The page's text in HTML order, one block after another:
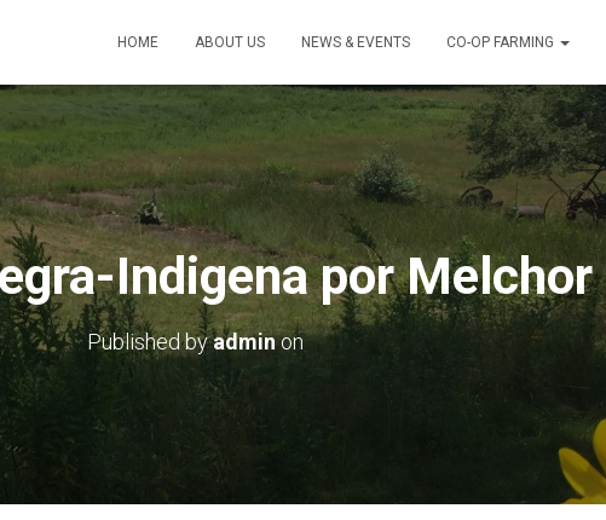
HOME ABOUT US NEWS & EVENTS CO-OP FARMING
Indigena por Melchor
Published byadminon